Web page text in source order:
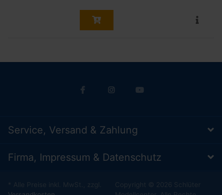
Service, Versand & Zahlung
Firma, Impressum & Datenschutz
* Alle Preise inkl. MwSt., zzgl.
Copyright © 2026 Schlüter